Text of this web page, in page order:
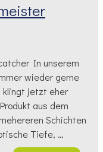
In unserem
wieder gerne
klingt jetzt eher
aus dem
Schichten
Tiefe, …